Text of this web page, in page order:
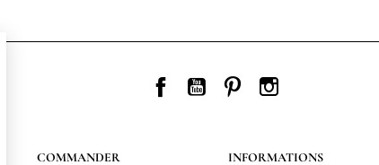
Facebook
YouTube
PinterestInstagram
COMMANDER INFORMATIONS